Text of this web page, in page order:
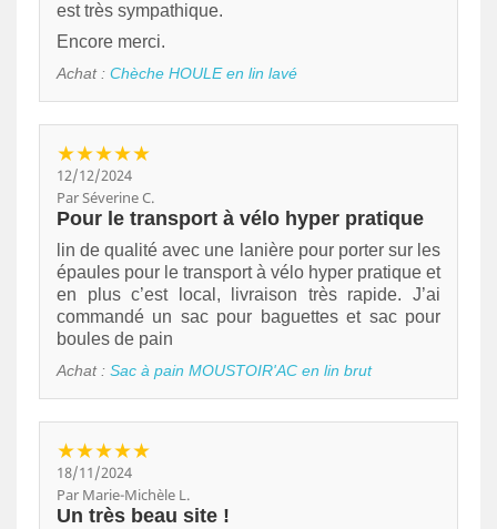
est très sympathique.
Encore merci.
Achat : Chèche HOULE en lin lavé
★★★★★
12/12/2024
Par Séverine C.
Pour le transport à vélo hyper pratique
lin de qualité avec une lanière pour porter sur les
épaules pour le transport à vélo hyper pratique et
en plus c’est local, livraison très rapide. J’ai
commandé un sac pour baguettes et sac pour
boules de pain
Achat : Sac à pain MOUSTOIR'AC en lin brut
★★★★★
18/11/2024
Par Marie-Michèle L.
Un très beau site !